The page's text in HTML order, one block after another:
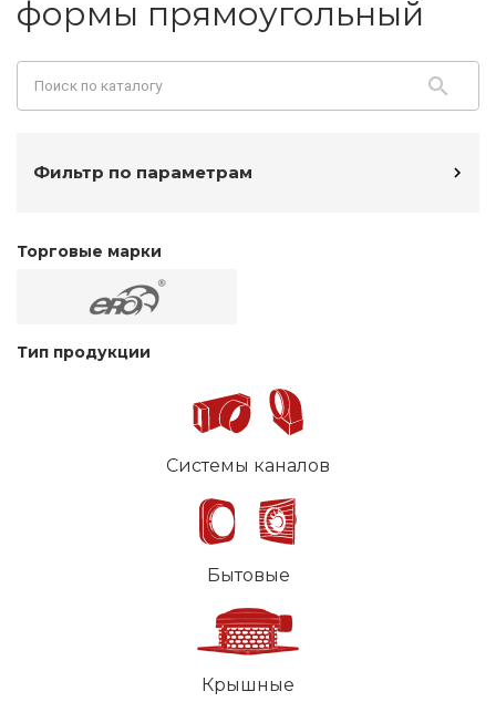
формы прямоугольный
Фильтр по параметрам
Торговые марки
Тип продукции
Системы каналов
Бытовые
Крышные